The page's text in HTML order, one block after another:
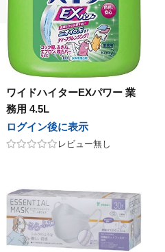
ワイドハイターEXパワー 業
務用 4.5L
ログイン後に表示
レビュー無し